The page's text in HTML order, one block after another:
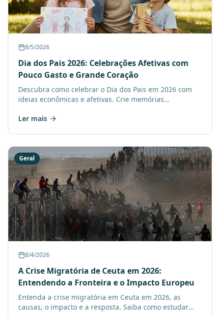
8/5/2026
Dia dos Pais 2026: Celebrações Afetivas com
Pouco Gasto e Grande Coração
Descubra como celebrar o Dia dos Pais em 2026 com
ideias econômicas e afetivas. Crie memórias
e a união fa
Ler mais
Geral
8/4/2026
A Crise Migratória de Ceuta em 2026:
Entendendo a Fronteira e o Impacto Europeu
Entenda a crise migratória em Ceuta em 2026, as
causas, o impacto e a resposta. Saiba como estudar